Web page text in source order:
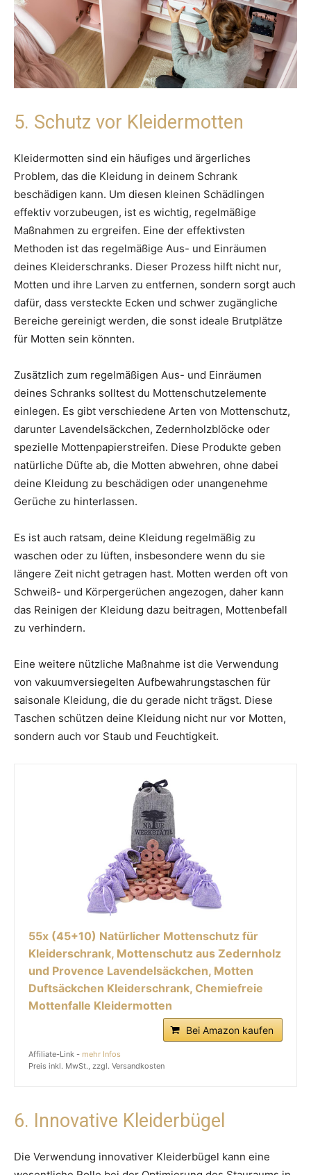
5. Schutz vor Kleidermotten
Kleidermotten sind ein häufiges und ärgerliches
Problem, das die Kleidung in deinem Schrank
beschädigen kann. Um diesen kleinen Schädlingen
effektiv vorzubeugen, ist es wichtig, regelmäßige
Maßnahmen zu ergreifen. Eine der effektivsten
Methoden ist das regelmäßige Aus- und Einräumen
deines Kleiderschranks. Dieser Prozess hilft nicht nur,
Motten und ihre Larven zu entfernen, sondern sorgt auch
dafür, dass versteckte Ecken und schwer zugängliche
Bereiche gereinigt werden, die sonst ideale Brutplätze
für Motten sein könnten.
Zusätzlich zum regelmäßigen Aus- und Einräumen
deines Schranks solltest du Mottenschutzelemente
einlegen. Es gibt verschiedene Arten von Mottenschutz,
darunter Lavendelsäckchen, Zedernholzblöcke oder
spezielle Mottenpapierstreifen. Diese Produkte geben
natürliche Düfte ab, die Motten abwehren, ohne dabei
deine Kleidung zu beschädigen oder unangenehme
Gerüche zu hinterlassen.
Es ist auch ratsam, deine Kleidung regelmäßig zu
waschen oder zu lüften, insbesondere wenn du sie
längere Zeit nicht getragen hast. Motten werden oft von
Schweiß- und Körpergerüchen angezogen, daher kann
das Reinigen der Kleidung dazu beitragen, Mottenbefall
zu verhindern.
Eine weitere nützliche Maßnahme ist die Verwendung
von vakuumversiegelten Aufbewahrungstaschen für
saisonale Kleidung, die du gerade nicht trägst. Diese
Taschen schützen deine Kleidung nicht nur vor Motten,
sondern auch vor Staub und Feuchtigkeit.
55x (45+10) Natürlicher Mottenschutz für
Kleiderschrank, Mottenschutz aus Zedernholz
und Provence Lavendelsäckchen, Motten
Duftsäckchen Kleiderschrank, Chemiefreie
Mottenfalle Kleidermotten
Bei Amazon kaufen
Affiliate-Link - mehr Infos
Preis inkl. MwSt., zzgl. Versandkosten
6. Innovative Kleiderbügel
Die Verwendung innovativer Kleiderbügel kann eine